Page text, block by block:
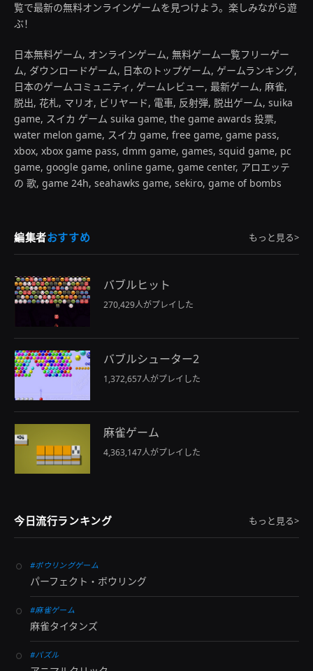
覧で最新の無料オンラインゲームを見つけよう。楽しみながら遊
ぶ！
日本無料ゲーム, オンラインゲーム, 無料ゲーム一覧フリーゲー
ム, ダウンロードゲーム, 日本のトップゲーム, ゲームランキング,
日本のゲームコミュニティ, ゲームレビュー, 最新ゲーム, 麻雀,
脱出, 花札, マリオ, ビリヤード, 電車, 反射弾, 脱出ゲーム, suika
game, スイカ ゲーム suika game, the game awards 投票,
water melon game, スイカ game, free game, game pass,
xbox, xbox game pass, dmm game, games, squid game, pc
game, google game, online game, game center, アロエッテ
の 歌, game 24h, seahawks game, sekiro, game of bombs
編集者おすすめ もっと見る>
バブルヒット
270,429人がプレイした
バブルシューター2
1,372,657人がプレイした
麻雀ゲーム
4,363,147人がプレイした
今日流行ランキング もっと見る>
#ボウリングゲーム
パーフェクト・ボウリング
#麻雀ゲーム
麻雀タイタンズ
#パズル